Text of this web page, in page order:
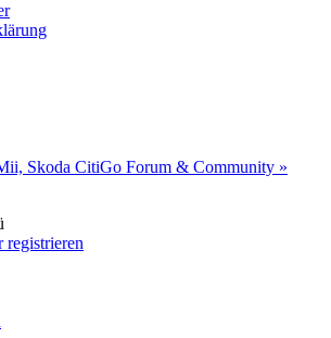
Skoda CitiGo Forum & Community »
registrieren